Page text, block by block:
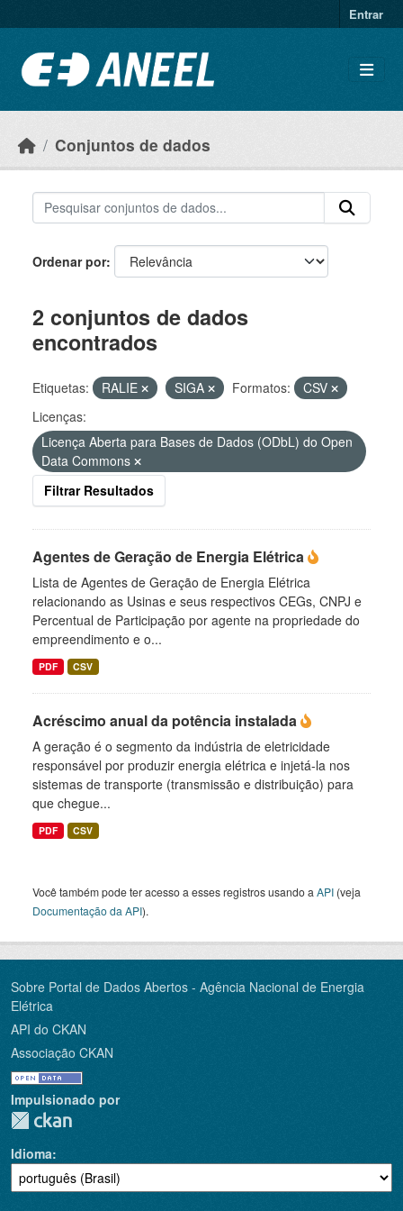
Entrar
Conjuntos de dados
Ordenar por
2 conjuntos de dados
encontrados
Etiquetas: RALIE SIGA Formatos:
CSV
Licenças:
Licença Aberta para Bases de Dados (ODbL) do Open
Data Commons
Filtrar Resultados
Agentes de Geração de Energia Elétrica
Lista de Agentes de Geração de Energia Elétrica
relacionando as Usinas e seus respectivos CEGs, CNPJ e
Percentual de Participação por agente na propriedade do
empreendimento e o...
PDF CSV
Acréscimo anual da potência instalada
A geração é o segmento da indústria de eletricidade
responsável por produzir energia elétrica e injetá-la nos
sistemas de transporte (transmissão e distribuição) para
que chegue...
PDF CSV
Você também pode ter acesso a esses registros usando a API (veja
Documentação da API).
Sobre Portal de Dados Abertos - Agência Nacional de Energia
Elétrica
API do CKAN
Associação CKAN
Impulsionado por
Idioma